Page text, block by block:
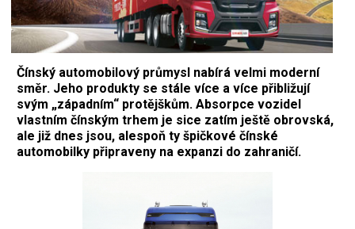
Čínský automobilový průmysl nabírá velmi moderní
směr. Jeho produkty se stále více a více přibližují
svým „západním“ protějškům. Absorpce vozidel
vlastním čínským trhem je sice zatím ještě obrovská,
ale již dnes jsou, alespoň ty špičkové čínské
automobilky připraveny na expanzi do zahraničí.